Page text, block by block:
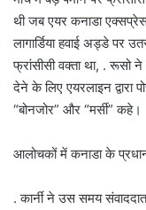
थी जब एयर कनाडा
लागार्डिया हवाई अड्डे पर
फ्रांसीसी वक्ता था, . रूसो
देने के लिए एयरलाइन द्वारा
“बोनजोर” और “मर्सी” कहे।
आलोचकों में कनाडा के प्रधान
. कार्नी ने उस समय